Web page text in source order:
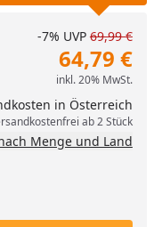
-7% UVP 69,99 €
64,79 €
inkl. 20% MwSt.
in Österreich
ab 2 Stück
Menge und Land